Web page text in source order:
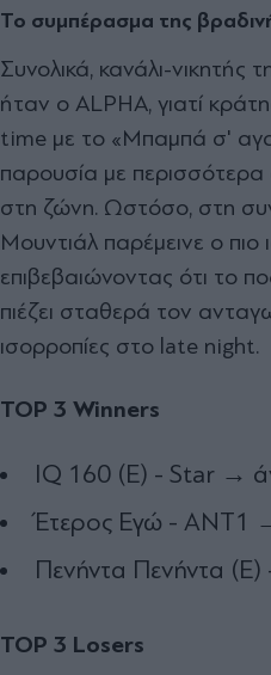
Το συμπέρασμα της
Συνολικά, κανάλι-νικητής
ήταν ο ALPHA, γιατί
time με το «Μπαμπά σ'
παρουσία με
στη ζώνη. Ωστόσο, στη
Μουντιάλ παρέμεινε ο πιο
επιβεβαιώνοντας ότι το
πιέζει σταθερά τον
ισορροπίες στο late night.
TOP 3 Winners
IQ 160 (Ε) - Star →
Έτερος Εγώ - ΑΝΤ1
Πενήντα Πενήντα
TOP 3 Losers